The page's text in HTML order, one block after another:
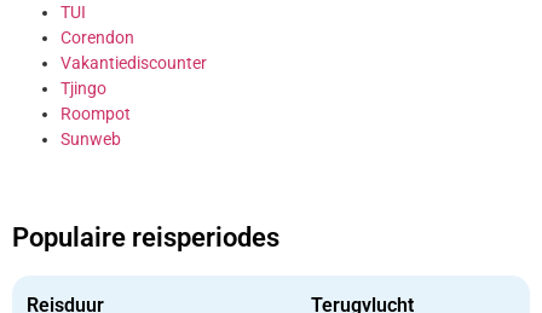
TUI
Corendon
Vakantiediscounter
Tjingo
Roompot
Sunweb
Populaire reisperiodes
Reisduur Terugvlucht